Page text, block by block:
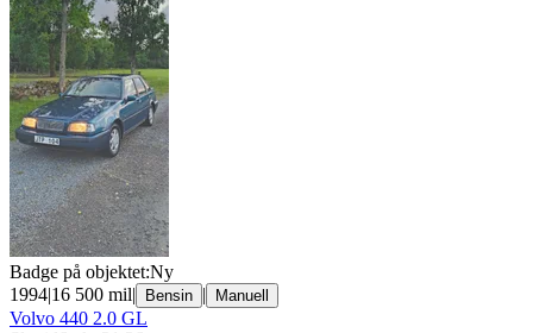
Badge på objektet:Ny
1994|16 500 mil| Bensin | Manuell
Volvo 440 2.0 GL